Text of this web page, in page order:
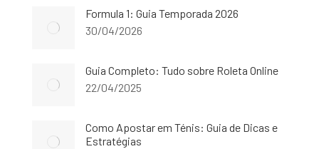
Formula 1: Guia Temporada 2026
30/04/2026
Guia Completo: Tudo sobre Roleta Online
22/04/2025
Como Apostar em Ténis: Guia de Dicas e
Estratégias